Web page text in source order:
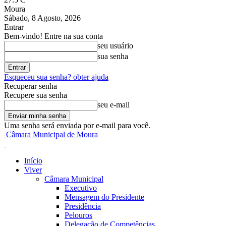
Moura
Sábado, 8 Agosto, 2026
Entrar
Bem-vindo! Entre na sua conta
seu usuário
sua senha
Esqueceu sua senha? obter ajuda
Recuperar senha
Recupere sua senha
seu e-mail
Uma senha será enviada por e-mail para você.
Câmara Municipal de Moura
Início
Viver
Câmara Municipal
Executivo
Mensagem do Presidente
Presidência
Pelouros
Delegação de Competências